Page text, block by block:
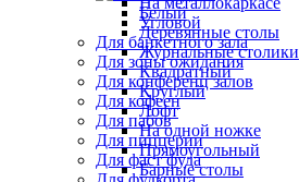
Белый
Деревянные столы
Журнальные столики
Квадратный
Круглый
Лофт
На одной ножке
Прямоугольный
Барные столы
Угловой
Для банкетного зала
Для зоны ожидания
Для конференц залов
Для кофеен
Для пабов
Для пиццерии
Для фаст фуда